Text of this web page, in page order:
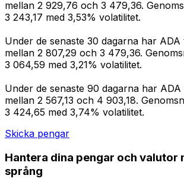
mellan 2 929,76 och 3 479,36.
3 243,17 med 3,53% volatilitet.
Under de senaste 30 dagarna har ADA
mellan 2 807,29 och 3 479,36.
3 064,59 med 3,21% volatilitet.
Under de senaste 90 dagarna har
mellan 2 567,13 och 4 903,18.
3 424,65 med 3,74% volatilitet.
Skicka pengar
Hantera dina pengar och valutor
språng